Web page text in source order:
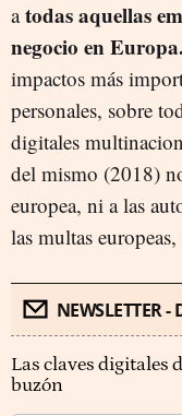
atodas aquellas
negocio en Europa.
impactos más
personales, sobre
digitales
del mismo (2018)
europea, ni a las
las multas
NEWSLETTER -
Las claves digitales
buzón